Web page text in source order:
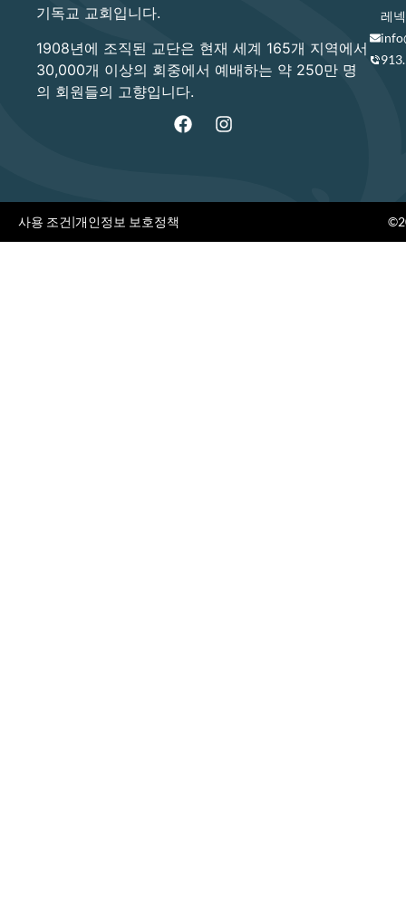
기독교 교회입니다.
1908년에 조직된 교단은 현재 세계 165개 지역에서
30,000개 이상의 회중에서 예배하는 약 250만 명
의 회원들의 고향입니다.
레
사용 조건|개인정보 보호정책